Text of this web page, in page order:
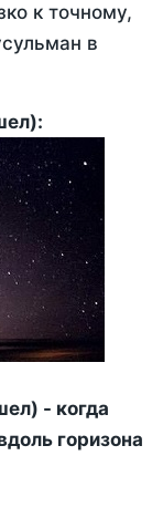
к точному,
в
- когда
горизона